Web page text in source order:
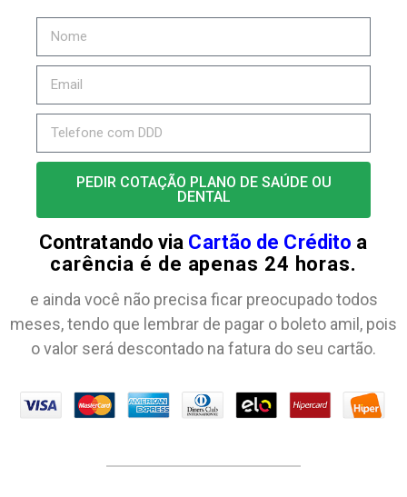
PEDIR COTAÇÃO PLANO DE SAÚDE OU
DENTAL
Contratando via Cartão de Crédito a
carência é de apenas 24 horas.
e ainda você não precisa ficar preocupado todos
meses, tendo que lembrar de pagar o boleto amil, pois
o valor será descontado na fatura do seu cartão.